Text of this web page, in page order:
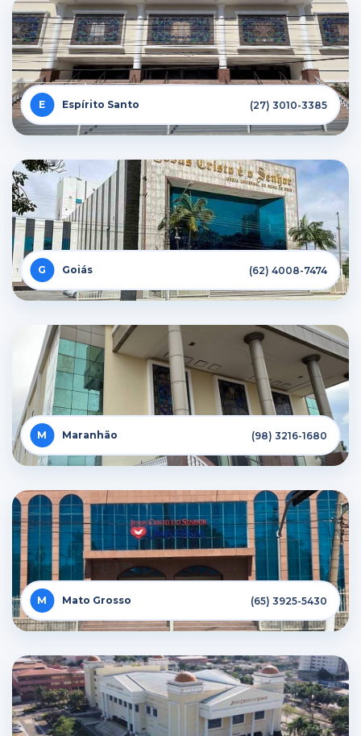
Espírito Santo (27) 3010-3385
Goiás (62) 4008-7474
Maranhão (98) 3216-1680
Mato Grosso (65) 3925-5430